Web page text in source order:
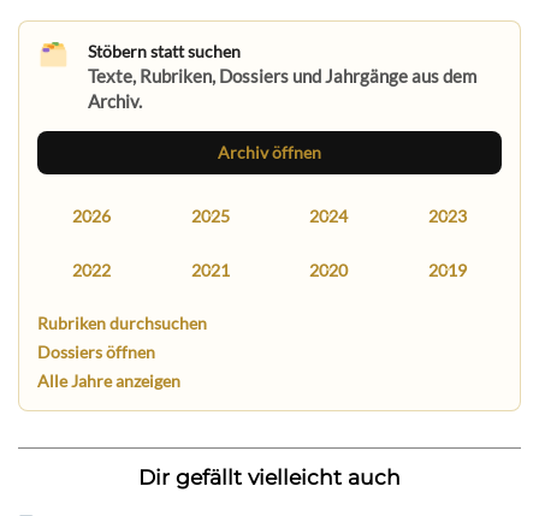
Stöbern statt suchen
Texte, Rubriken, Dossiers und Jahrgänge aus dem
Archiv.
Archiv öffnen
2026 2025 2024 2023
2022 2021 2020 2019
Rubriken durchsuchen
Dossiers öffnen
Alle Jahre anzeigen
Dir gefällt vielleicht auch